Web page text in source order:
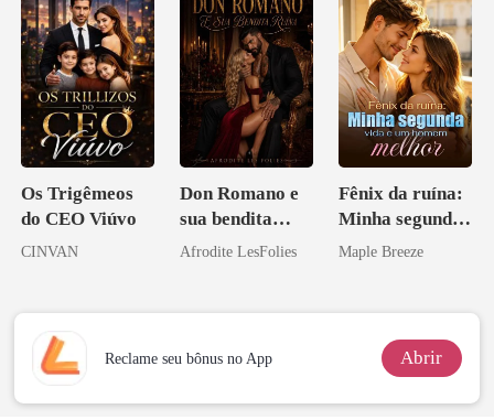
mafiosa!
Os Trigêmeos
do CEO Viúvo
CINVAN
Don Romano e
sua bendita
ruína
Afrodite LesFolies
Fênix da ruína:
Minha segunda
vida e um
Maple Breeze
Reclame seu bônus no App Abrir